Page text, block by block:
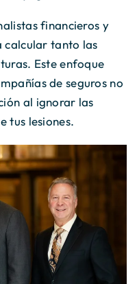
financieros y
calcular tanto las
Este enfoque
de seguros no
al ignorar las
tus lesiones.